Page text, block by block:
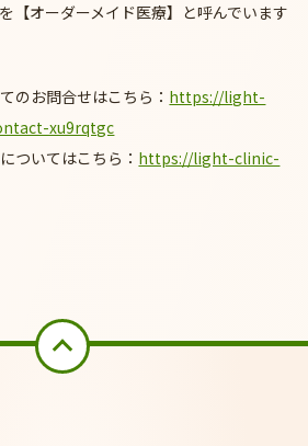
【オーダーメイド医療】と呼んでいます
のお問合せはこちら： https://light-
xu9rqtgc
ついてはこちら： https://light-clinic-